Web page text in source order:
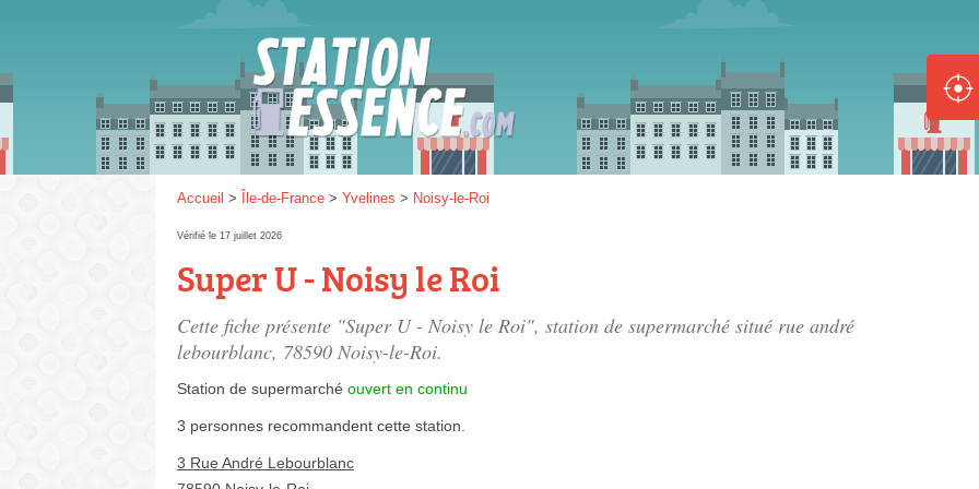
Accueil > Île-de-France > Yvelines > Noisy-le-Roi
Vérifié le 17 juillet 2026
Super U - Noisy le Roi
Cette fiche présente "Super U - Noisy le Roi", station de supermarché situé rue andré
lebourblanc, 78590 Noisy-le-Roi.
Station de supermarché ouvert en continu
3 personnes recommandent cette station.
3 Rue André Lebourblanc
Gazole :
Disponible Épuisé
SP 98 :
SP 95 :
Disponible Épuisé